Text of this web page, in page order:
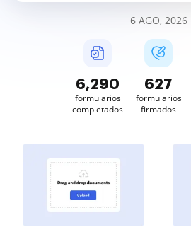
6 AGO, 2026
6,293
formularios
completados
627
formularios
firmados